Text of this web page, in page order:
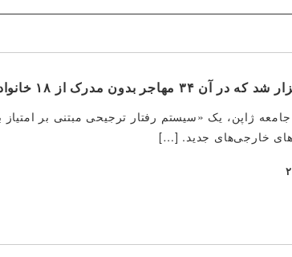
از ۱۸ خانواده و ۲ نفر شرکت داشتند.
ژاپن، یک «سیستم رفتار ترجیحی مبتنی بر
خارجی‌های جدید. […]